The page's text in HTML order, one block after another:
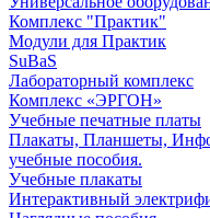
Комплекс "Практик"
Модули для Практик
SuBaS
Лабораторный комплекс
Комплекс «ЭРГОН»
Учебные печатные платы
Плакаты, Планшеты,
учебные пособия.
Учебные плакаты
Интерактивный